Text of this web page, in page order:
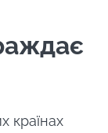
країнах